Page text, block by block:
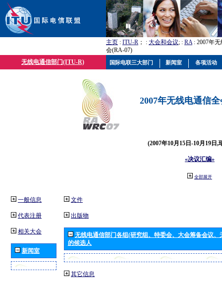
主页 : ITU-R ； : 大会和会议; : RA: 2007年
会(RA-07)
无线电通信部门(ITU-R)
2007年无线电通信
(2007年10月15日-10月19日,
«决议汇编»
全部展开
一般信息
代表注册
相关大会
新闻室
文件
出版物
无线电通信部门各组(研究组、特委会、大会筹备会议
的候选人
其它信息
国际电联三大部门 新闻室 各项活动